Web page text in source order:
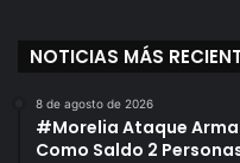
NOTICIAS MÁS
8 de agosto de 2026
#Morelia Ataque
Como Saldo 2